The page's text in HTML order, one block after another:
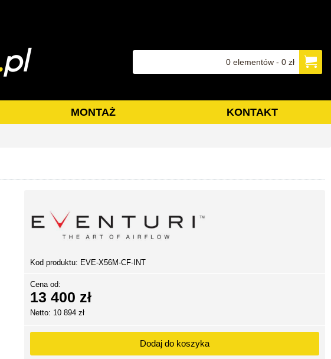
0 elementów - 0 zł
MONTAŻ KONTAKT
Kod produktu: EVE-X56M-CF-INT
Cena od:
13 400 zł
Netto: 10 894 zł
Dodaj do koszyka